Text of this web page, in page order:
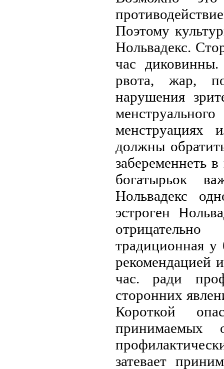
Поэтому
Нольвадекс.
час
рвота, жар,
нарушения
должны
забеременнеть
богатырьок
Нольвадекс
эстроген
традиционная у
рекомендацией
час. ради
сторонних
Короткой
принимаемых
затевает